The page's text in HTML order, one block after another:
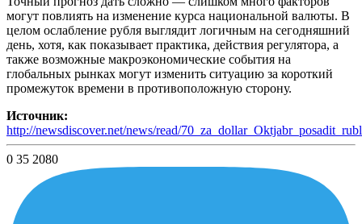
могут повлиять на изменение курса национальной валюты. В
целом ослабление рубля выглядит логичным на сегодняшний
день, хотя, как показывает практика, действия регулятора, а
также возможные макроэкономические события на
глобальных рынках могут изменить ситуацию за короткий
промежуток времени в противоположную сторону.
Источник:
http://newsdiscover.net/news/read/
0 35 2080